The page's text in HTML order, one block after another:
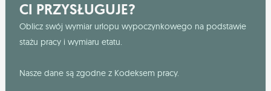
CI PRZYSŁUGUJE?
Oblicz swój wymiar urlopu wypoczynkowego na podstawie
stażu pracy i wymiaru etatu.
Nasze dane są zgodne z Kodeksem pracy.